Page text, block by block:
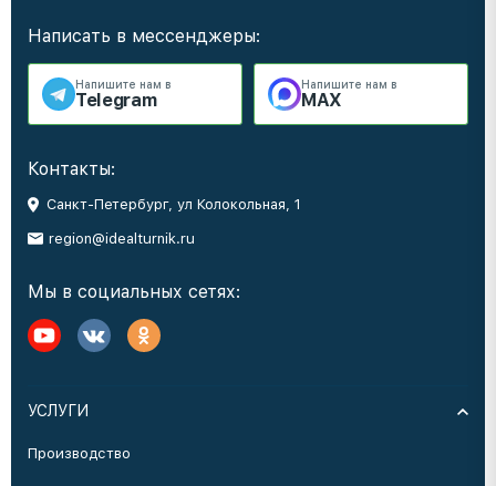
Написать в мессенджеры:
Напишите нам в
Telegram
Напишите нам в
MAX
Контакты:
Санкт-Петербург, ул Колокольная, 1
region@idealturnik.ru
Мы в социальных сетях:
УСЛУГИ
Производство